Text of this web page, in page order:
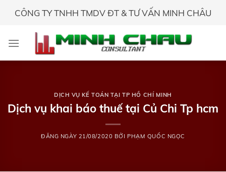
CÔNG TY TNHH TMDV ĐT & TƯ VẤN MINH CHÂU
DỊCH VỤ KẾ TOÁN TẠI TP HỒ CHÍ MINH
Dịch vụ khai báo thuế tại Củ Chi Tp hcm
ĐĂNG NGÀY 21/08/2020 BỞI PHẠM QUỐC NGỌC